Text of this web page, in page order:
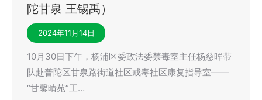
陀甘泉 王锡禹）
2024年11月14日
10月30日下午，杨浦区委政法委禁毒室主任杨慈晖带
队赴普陀区甘泉路街道社区戒毒社区康复指导室——
“甘馨晴苑”工…